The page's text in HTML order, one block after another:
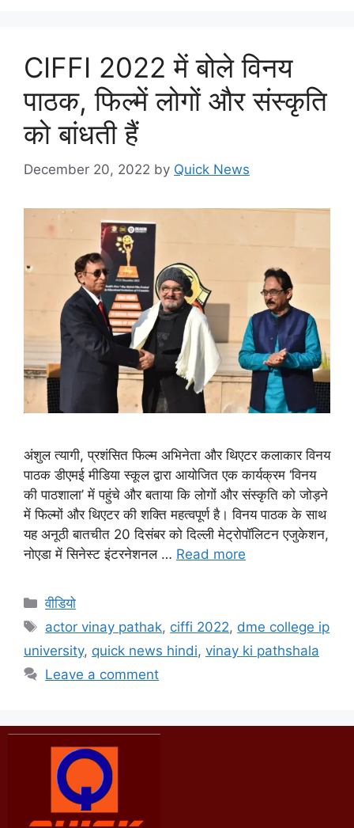
CIFFI 2022 में बोले विनय
पाठक, फिल्में लोगों और संस्कृति
को बांधती हैं
December 20, 2022 by Quick News
अंशुल त्यागी, प्रशंसित फिल्म अभिनेता और थिएटर कलाकार विनय
पाठक डीएमई मीडिया स्कूल द्वारा आयोजित एक कार्यक्रम ‘विनय
की पाठशाला’ में पहुंचे और बताया कि लोगों और संस्कृति को जोड़ने
में फिल्मों और थिएटर की शक्ति महत्वपूर्ण है। विनय पाठक के साथ
यह अनूठी बातचीत 20 दिसंबर को दिल्ली मेट्रोपॉलिटन एजुकेशन,
नोएडा में सिनेस्ट इंटरनेशनल … Read more
वीडियो
actor vinay pathak, ciffi 2022, dme college ip
university, quick news hindi, vinay ki pathshala
Leave a comment